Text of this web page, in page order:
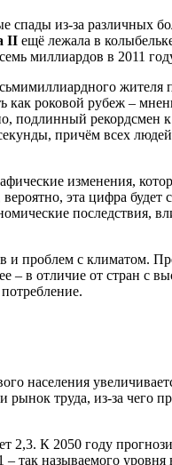
спады из-за различных
II ещё лежала в
миллиардов в 2011
жителя
как роковой рубеж –
подлинный рекордсмен
причём всех
изменения,
эта цифра будет
последствия,
и проблем с климатом.
– в отличие от стран с
населения
труда, из-за чего
2,3. К 2050 году
так называемого уровня